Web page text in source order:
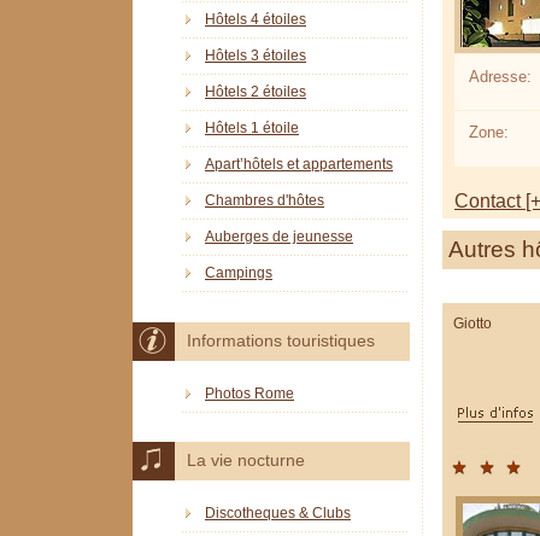
Adresse:
Zone:
Contact
Autres
Giotto
Hôtels 4 étoiles
Hôtels 3 étoiles
Hôtels 2 étoiles
Hôtels 1 étoile
Apart’hôtels et appartements
Chambres d'hôtes
Auberges de jeunesse
Campings
Informations touristiques
Photos Rome
La vie nocturne
Discotheques & Clubs